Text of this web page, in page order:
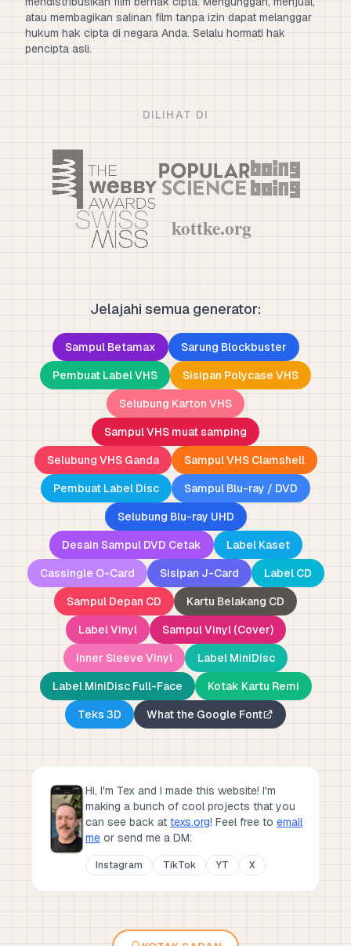
atau membagikan salinan film tanpa izin dapat melanggar
hukum hak cipta di negara Anda. Selalu hormati hak
pencipta asli.
DILIHAT DI
Jelajahi semua generator:
Sampul Betamax
Sarung Blockbuster
Pembuat Label VHS
Sisipan Polycase VHS
Selubung Karton VHS
Sampul VHS muat samping
Selubung VHS Ganda
Sampul VHS Clamshell
Pembuat Label Disc
Sampul Blu-ray / DVD
Selubung Blu-ray UHD
Desain Sampul DVD Cetak
Label Kaset
Cassingle O-Card
Sisipan J-Card
Label CD
Sampul Depan CD
Kartu Belakang CD
Label Vinyl
Sampul Vinyl (Cover)
Inner Sleeve Vinyl
Label MiniDisc
Label MiniDisc Full-Face
Kotak Kartu Remi
Teks 3D
What the Google Font
Hi, I'm Tex and I made this website! I'm
making a bunch of cool projects that you
can see back at texs.org! Feel free to email
me or send me a DM:
Instagram TikTok YT X